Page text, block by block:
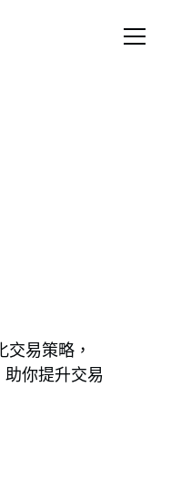
易策略，
你提升交易